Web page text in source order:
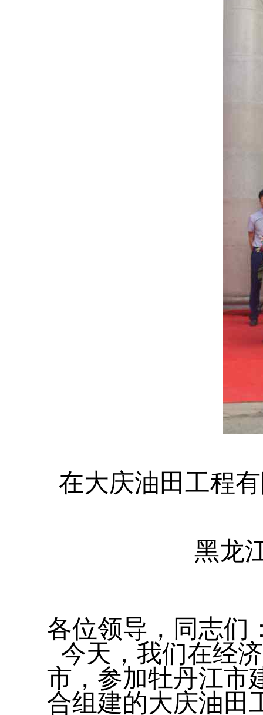
在大庆油田工程
黑龙
各位领导，同志们
今天，我们在经
市，参加牡丹江市
合组建的大庆油田